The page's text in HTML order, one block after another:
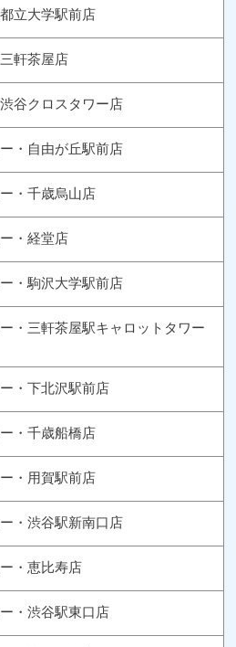
立大学駅前店
軒茶屋店
谷クロスタワー店
・自由が丘駅前店
・千歳烏山店
・経堂店
・駒沢大学駅前店
・三軒茶屋駅キャロットタワー
・下北沢駅前店
・千歳船橋店
・用賀駅前店
・渋谷駅新南口店
・恵比寿店
・渋谷駅東口店